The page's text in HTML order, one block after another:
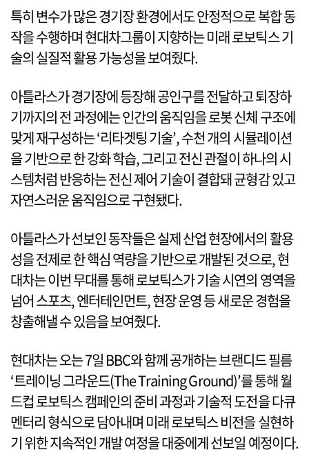
특히 변수가 많은 경기장 환경에서도 안정적으로 복합 동
작을 수행하며 현대차그룹이 지향하는 미래 로보틱스 기
술의 실질적 활용 가능성을 보여줬다.
아틀라스가 경기장에 등장해 공인구를 전달하고 퇴장하
기까지의 전 과정에는 인간의 움직임을 로봇 신체 구조에
맞게 재구성하는 ‘리타겟팅 기술’, 수천 개의 시뮬레이션
을 기반으로 한 강화 학습, 그리고 전신 관절이 하나의 시
스템처럼 반응하는 전신 제어 기술이 결합돼 균형감 있고
자연스러운 움직임으로 구현됐다.
아틀라스가 선보인 동작들은 실제 산업 현장에서의 활용
성을 전제로 한 핵심 역량을 기반으로 개발된 것으로, 현
대차는 이번 무대를 통해 로보틱스가 기술 시연의 영역을
넘어 스포츠, 엔터테인먼트, 현장 운영 등 새로운 경험을
창출해낼 수 있음을 보여줬다.
현대차는 오는 7일 BBC와 함께 공개하는 브랜디드 필름
‘트레이닝 그라운드(The Training Ground)’를 통해 월
드컵 로보틱스 캠페인의 준비 과정과 기술적 도전을 다큐
멘터리 형식으로 담아내며 미래 로보틱스 비전을 실현하
기 위한 지속적인 개발 여정을 대중에게 선보일 예정이다.